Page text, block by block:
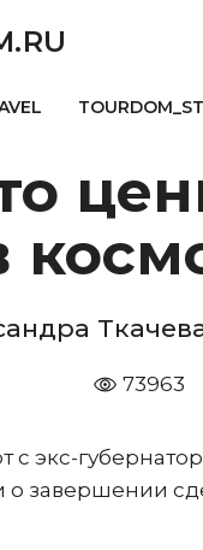
73963
с экс-
о завершении